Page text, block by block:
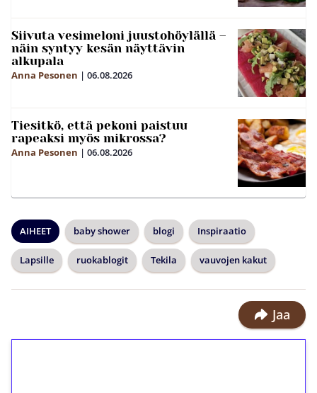
Siivuta vesimeloni juustohöylällä –
näin syntyy kesän näyttävin
alkupala
Anna Pesonen | 06.08.2026
Tiesitkö, että pekoni paistuu
rapeaksi myös mikrossa?
Anna Pesonen | 06.08.2026
AIHEET baby shower blogi Inspiraatio
Lapsille ruokablogit Tekila vauvojen kakut
Jaa